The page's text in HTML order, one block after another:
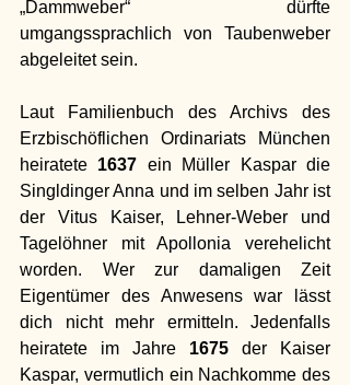
„Dammweber“ dürfte
umgangssprachlich von Taubenweber
abgeleitet sein.
Laut Familienbuch des Archivs des
Erzbischöflichen Ordinariats München
heiratete 1637 ein Müller Kaspar die
Singldinger Anna und im selben Jahr ist
der Vitus Kaiser, Lehner-Weber und
Tagelöhner mit Apollonia verehelicht
worden. Wer zur damaligen Zeit
Eigentümer des Anwesens war lässt
dich nicht mehr ermitteln. Jedenfalls
heiratete im Jahre 1675 der Kaiser
Kaspar, vermutlich ein Nachkomme des